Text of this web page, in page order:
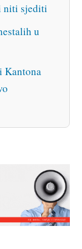
niti sjediti
u
Kantona